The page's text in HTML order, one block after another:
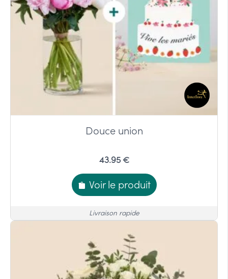
Douce union
43.95 €
Voir le produit
Livraison rapide